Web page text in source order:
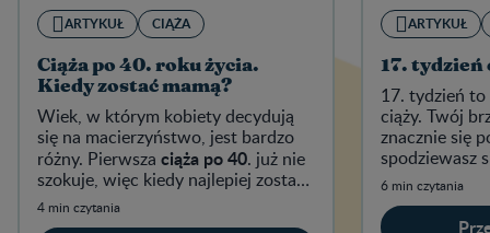
ARTYKUŁ CIĄŻA
Ciąża po 40. roku życia.
Kiedy zostać mamą?
Wiek, w którym kobiety decydują
się na macierzyństwo, jest bardzo
różny. Pierwsza ciąża po 40. już nie
szokuje, więc kiedy najlepiej zostać
mamą?
4 min czytania
ARTYKUŁ
17. tydzień
17. tydzień to
ciąży. Twój
znacznie się
spodziewasz
bardziej
6 min czytania